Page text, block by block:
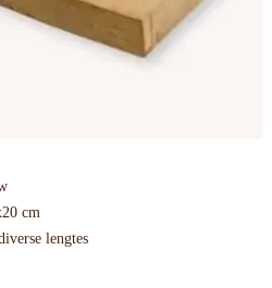
cm
lengtes